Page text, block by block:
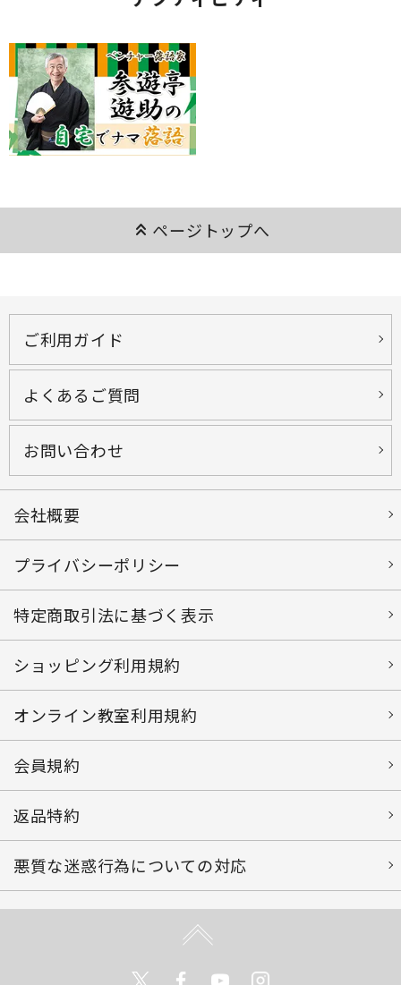
keyboard_double_arrow_up ページトップへ
ご利用ガイド
よくあるご質問
お問い合わせ
会社概要
プライバシーポリシー
特定商取引法に基づく表示
ショッピング利用規約
オンライン教室利用規約
会員規約
返品特約
悪質な迷惑行為についての対応